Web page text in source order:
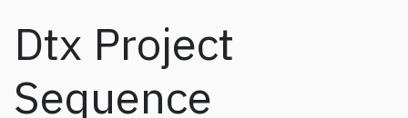
Dtx Project
Sequence